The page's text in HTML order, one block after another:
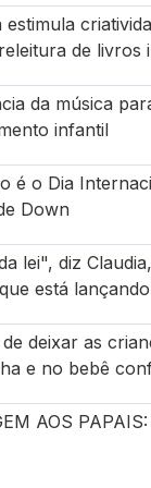
de livros
da música
infantil
é o Dia
Down
lei", diz
está
deixar as
e no bebê
AOS